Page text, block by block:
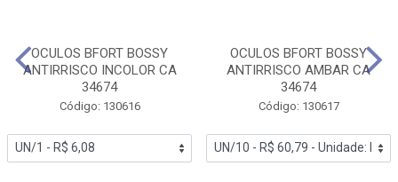
OCULOS BFORT BOSSY
ANTIRRISCO INCOLOR CA
34674
Código: 130616
OCULOS BFORT BOSSY
ANTIRRISCO AMBAR CA
34674
Código: 130617